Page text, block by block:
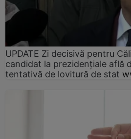
UPDATE Zi decisivă pentru
candidat la prezidențiale află
tentativă de lovitură de stat